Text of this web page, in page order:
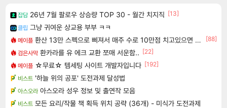
잡담 26년 7월 팔로우 상승량 TOP 30 - 월간 치지직 [13]
클립 그냥 귀여운 상교용 부부 ㅋㅋ
메이플 환산 13만 스펙으로 삐져서 매주 수로 10만점 치고있으면 ㅋㅋ
[88]
검은사막 환카라를 유 에크 교환 쪼매 서운함.. [22]
메이플 ☆무료☆ 템세팅 사이트 개발자입니다 [192]
비스트 '하늘 위의 공포' 도전과제 달성법
아스오라 아스오라 성우 정보 및 출연작 모음
비스트 모든 요리/작물 책 획득 위치 공략 (36개) - 미식가 도전과제